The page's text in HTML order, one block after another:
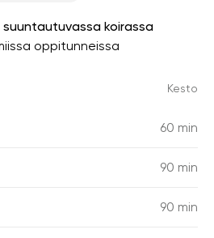
koirassa
oppitunneissa
Kesto
60 min
90 min
90 min